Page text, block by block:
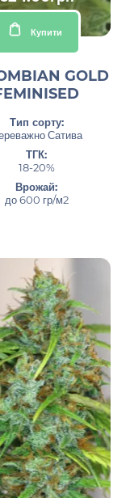
Купити
GOLD
Тип сорту:
Сатива
ТГК:
18-20%
Врожай:
до 600 гр/м2